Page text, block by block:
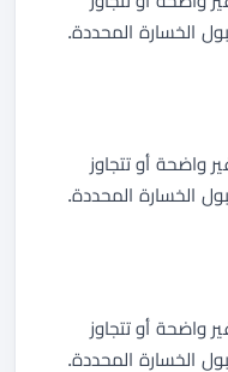
الخسارة المحددة.
واضحة أو تتجاوز
الخسارة المحددة.
واضحة أو تتجاوز
الخسارة المحددة.